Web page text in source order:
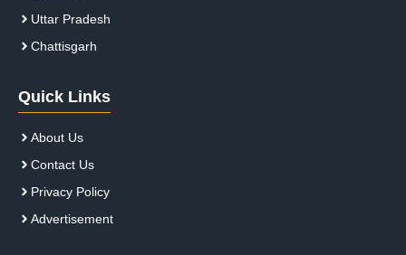
Uttar Pradesh
Chattisgarh
Quick Links
About Us
Contact Us
Privacy Policy
Advertisement